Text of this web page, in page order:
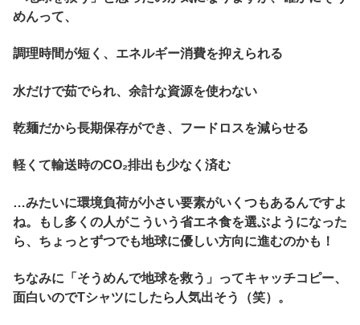
めんって、
調理時間が短く、エネルギー消費を抑えられる
水だけで茹でられ、余計な資源を使わない
乾麺だから長期保存ができ、フードロスを減らせる
軽くて輸送時のCO₂排出も少なく済む
…みたいに環境負荷が小さい要素がいくつもあるんですよ
ね。もし多くの人がこういう省エネ食を選ぶようになった
ら、ちょっとずつでも地球に優しい方向に進むのかも！
ちなみに「そうめんで地球を救う」ってキャッチコピー、
面白いのでTシャツにしたら人気出そう（笑）。